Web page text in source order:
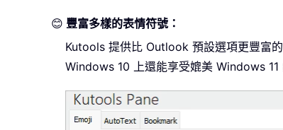
😊 豐富多樣的表情符號：
Kutools 提供比 Outlook 預設選項更豐富
Windows 10 上還能享受媲美 Windows 11